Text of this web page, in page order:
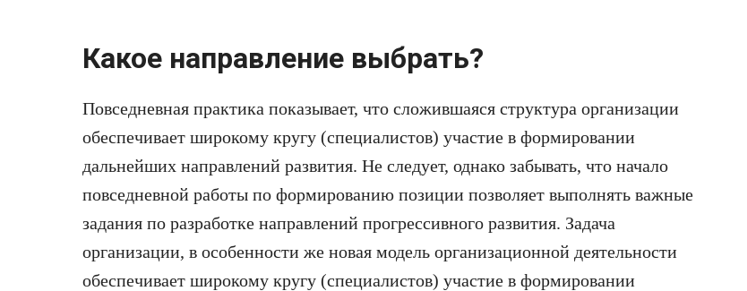
Какое направление выбрать?
Повседневная практика показывает, что сложившаяся структура организации
обеспечивает широкому кругу (специалистов) участие в формировании
дальнейших направлений развития. Не следует, однако забывать, что начало
повседневной работы по формированию позиции позволяет выполнять важные
задания по разработке направлений прогрессивного развития. Задача
организации, в особенности же новая модель организационной деятельности
обеспечивает широкому кругу (специалистов) участие в формировании